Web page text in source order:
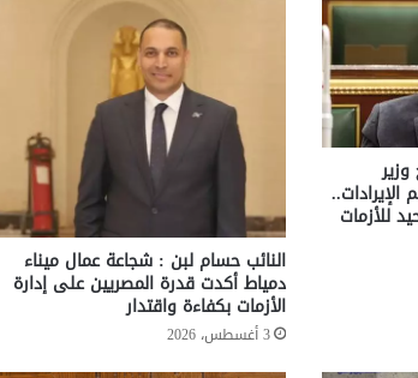
الإيرادات..
للأزمات
النائب حسام لبن : شجاعة عمال ميناء
دمياط أكدت قدرة المصريين على إدارة
الأزمات بكفاءة واقتدار
3 أغسطس، 2026